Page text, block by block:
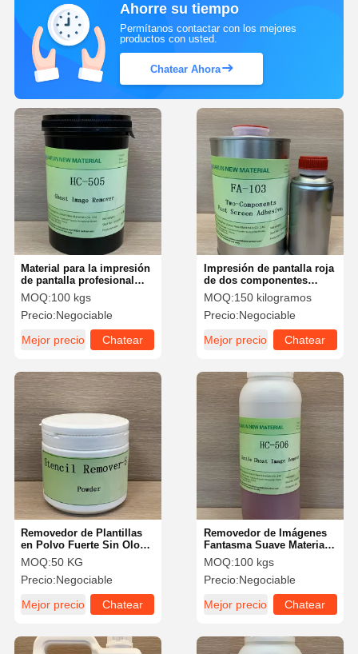
Ahorre su tiempo
Permítanos contactar con los mejores
productos con usted.
Chatear Ahora
Impresión de pantalla roja
de dos componentes
adhesivo respetuoso con
el medio ambiente
MOQ:150 kilogramos
Precio:Negociable
Mejor precio
Chatear
Material para la impresión
de pantalla profesional
con un solo componente
para eliminar imágenes
fantasmas
MOQ:100 kgs
Precio:Negociable
Mejor precio
Chatear
Removedor de Imágenes
Fantasma Suave Material
de Serigrafía No Tóxico
MOQ:100 kgs
Precio:Negociable
Mejor precio
Chatear
Removedor de Plantillas
en Polvo Fuerte Sin Olor
Removedor de Emulsión
en Polvo
MOQ:50 KG
Precio:Negociable
Mejor precio
Chatear